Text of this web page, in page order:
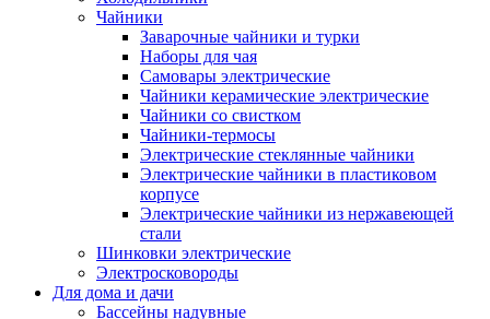
Чайники
Заварочные чайники и турки
Наборы для чая
Самовары электрические
Чайники керамические электрические
Чайники со свистком
Чайники-термосы
Электрические стеклянные чайники
Электрические чайники в пластиковом
корпусе
Электрические чайники из нержавеющей
стали
Шинковки электрические
Электросковороды
Для дома и дачи
Бассейны надувные